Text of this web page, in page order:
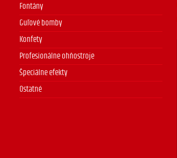
Fontány
Guľové bomby
Konfety
Profesionálne ohňostroje
Špeciálne efekty
Ostatné